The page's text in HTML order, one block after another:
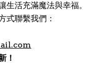
生活充滿魔法與幸福。
式聯繫我們：
！